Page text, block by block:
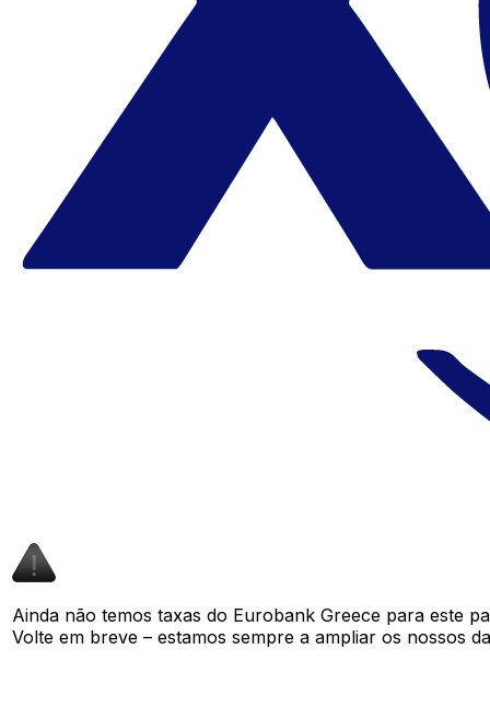
Ainda não temos taxas do Eurobank Greece para este
Volte em breve – estamos sempre a ampliar os nossos